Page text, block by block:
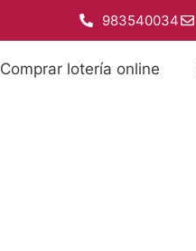
983540034
Comprar lotería online